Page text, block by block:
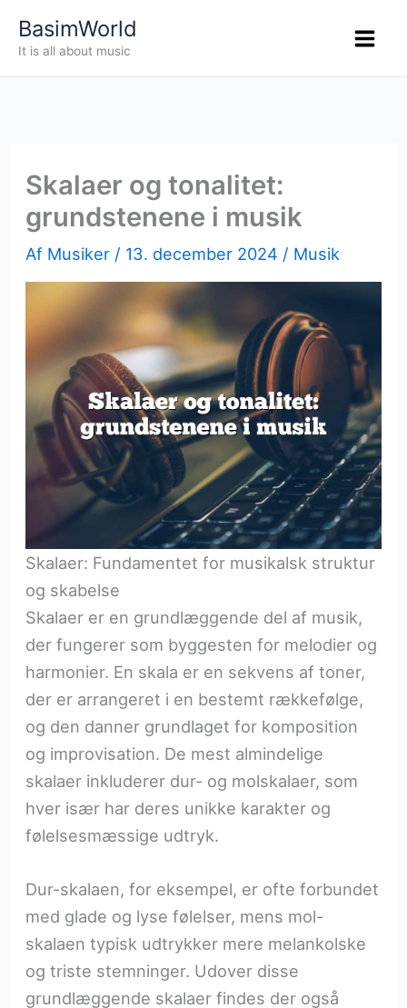
BasimWorld
It is all about music
Skalaer og tonalitet:
grundstenene i musik
Af Musiker / 13. december 2024 / Musik
Skalaer: Fundamentet for musikalsk struktur
og skabelse
Skalaer er en grundlæggende del af musik,
der fungerer som byggesten for melodier og
harmonier. En skala er en sekvens af toner,
der er arrangeret i en bestemt rækkefølge,
og den danner grundlaget for komposition
og improvisation. De mest almindelige
skalaer inkluderer dur- og molskalaer, som
hver især har deres unikke karakter og
følelsesmæssige udtryk.
Dur-skalaen, for eksempel, er ofte forbundet
med glade og lyse følelser, mens mol-
skalaen typisk udtrykker mere melankolske
og triste stemninger. Udover disse
grundlæggende skalaer findes der også